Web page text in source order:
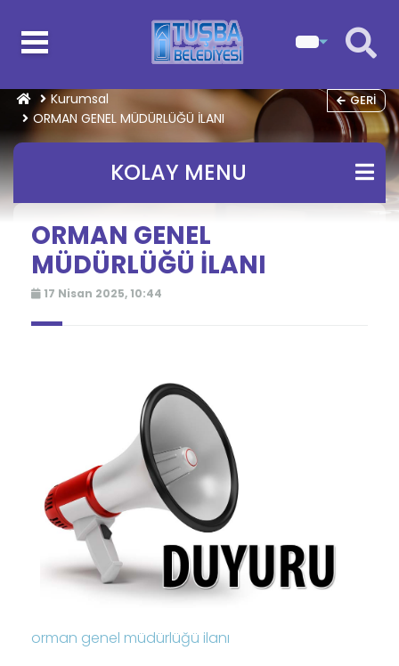
Kurumsal
ORMAN GENEL MÜDÜRLÜĞÜ İLANI
GERI
KOLAY MENU
ORMAN GENEL
MÜDÜRLÜĞÜ İLANI
17 Nisan 2025, 10:44
orman genel müdürlüğü ilanı